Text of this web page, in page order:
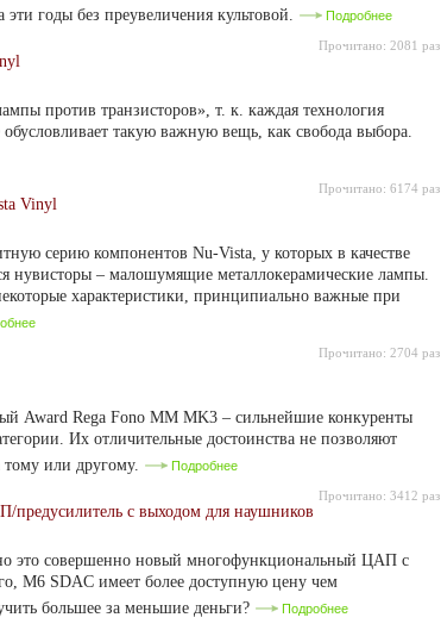
годы без преувеличения культовой.
Подробнее
Прочитано: 2081 раз
против транзисторов», т. к. каждая технология
такую важную вещь, как свобода выбора.
Прочитано: 6174 раз
Vinyl
серию компонентов Nu-Vista, у которых в качестве
нувисторы – малошумящие металлокерамические лампы.
характеристики, принципиально важные при
Прочитано: 2704 раз
Award Rega Fono MM MK3 – сильнейшие конкуренты
Их отличительные достоинства не позволяют
тому или другому.
Подробнее
Прочитано: 3412 раз
с выходом для наушников
это совершенно новый многофункциональный ЦАП с
M6 SDAC имеет более доступную цену чем
большее за меньшие деньги?
Подробнее